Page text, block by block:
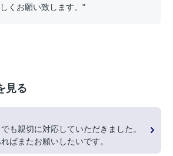
くお願い致します。"
見る
も親切に対応していただきました。
ばまたお願いしたいです。